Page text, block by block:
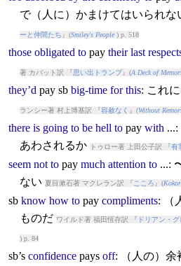
で（人に）かまけてはいられな
ーと仲間たち 』(Smiley's People) p. 518
those obligated to pay their last
著 カバット訳 『思い出トランプ』(A Deck of
they’d paysb big-time for this: これ
ランシー著 村上博基訳 『容赦なく 』(Without
there is going to be hell to pay with...:
あわされるか
トゥロー著 上田公子訳 『有
seem not to pay much attention to...:
ない 夏目漱石著 マクレラン訳 『 こころ 』(
sb know how to pay compliments: （
ものだ ワイルド著 福田恆存訳 『 ドリアン・
) p. 84
sb’s confidence pays off: （人の）余